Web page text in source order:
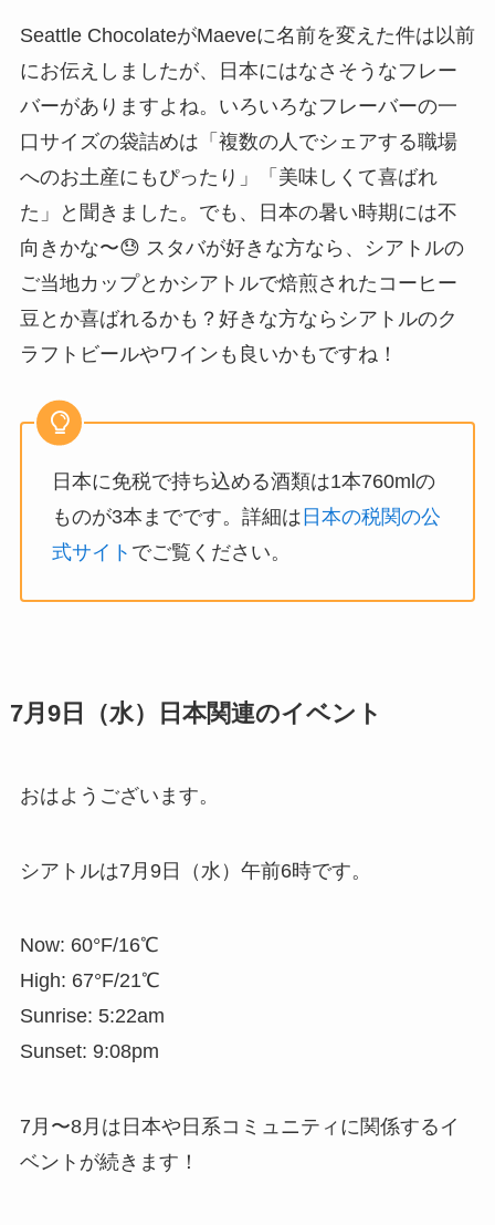
Seattle ChocolateがMaeveに名前を変えた件は以前
にお伝えしましたが、日本にはなさそうなフレー
バーがありますよね。いろいろなフレーバーの一
口サイズの袋詰めは「複数の人でシェアする職場
へのお土産にもぴったり」「美味しくて喜ばれ
た」と聞きました。でも、日本の暑い時期には不
向きかな〜😓 スタバが好きな方なら、シアトルの
ご当地カップとかシアトルで焙煎されたコーヒー
豆とか喜ばれるかも？好きな方ならシアトルのク
ラフトビールやワインも良いかもですね！
日本に免税で持ち込める酒類は1本760mlの
ものが3本までです。詳細は 日本の税関の公
式サイト でご覧ください。
7月9日（水）日本関連のイベント
おはようございます。
シアトルは7月9日（水）午前6時です。
Now: 60°F/16℃
High: 67°F/21℃
Sunrise: 5:22am
Sunset: 9:08pm
7月〜8月は日本や日系コミュニティに関係するイ
ベントが続きます！